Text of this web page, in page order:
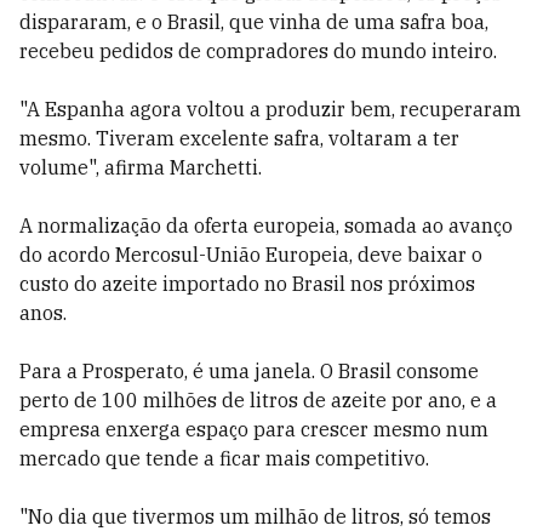
dispararam, e o Brasil, que vinha de uma safra boa,
recebeu pedidos de compradores do mundo inteiro.
"A Espanha agora voltou a produzir bem, recuperaram
mesmo. Tiveram excelente safra, voltaram a ter
volume", afirma Marchetti.
A normalização da oferta europeia, somada ao avanço
do acordo Mercosul-União Europeia, deve baixar o
custo do azeite importado no Brasil nos próximos
anos.
Para a Prosperato, é uma janela. O Brasil consome
perto de 100 milhões de litros de azeite por ano, e a
empresa enxerga espaço para crescer mesmo num
mercado que tende a ficar mais competitivo.
"No dia que tivermos um milhão de litros, só temos